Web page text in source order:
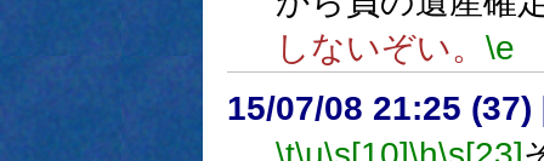
しないぞい。 \e
15/07/08 21:25 (37)